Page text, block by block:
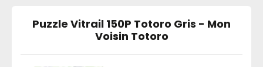
Puzzle Vitrail 150P Totoro Gris - Mon
Voisin Totoro